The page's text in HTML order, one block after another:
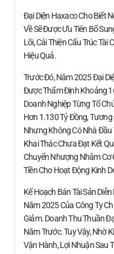
Đại Diện Haxaco Cho Biết
Về Sẽ Được Ưu Tiên Bổ
Lõi, Cải Thiện Cấu Trúc Tài
Hiệu Quả.
Trước Đó, Năm 2025 Đại
Được Thẩm Định Khoảng
Doanh Nghiệp Từng Tổ
Hơn 1.130 Tỷ Đồng,
Nhưng Không Có Nhà Đầu
Khai Thác Chưa Đạt Kết
Chuyển Nhượng Nhằm Cơ
Tiền Cho Hoạt Động Kinh
Kế Hoạch Bán Tài Sản
Năm 2025 Của Công Ty
Giảm. Doanh Thu Thuần
Năm Trước. Tuy Vậy, Nhờ
Vận Hành, Lợi Nhuận Sau